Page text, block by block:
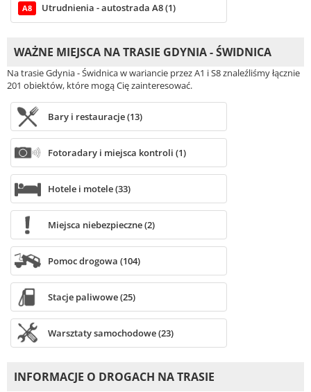
A8 Utrudnienia - autostrada A8 (1)
WAŻNE MIEJSCA NA TRASIE GDYNIA - ŚWIDNICA
Na trasie Gdynia - Świdnica w wariancie przez A1 i S8 znaleźliśmy łącznie
201 obiektów, które mogą Cię zainteresować.
Bary i restauracje (13)
Fotoradary i miejsca kontroli (1)
Hotele i motele (33)
Miejsca niebezpieczne (2)
Pomoc drogowa (104)
Stacje paliwowe (25)
Warsztaty samochodowe (23)
INFORMACJE O DROGACH NA TRASIE